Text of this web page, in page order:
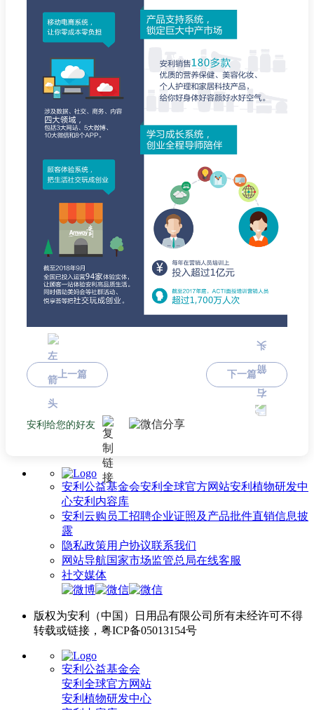
上一篇 下一篇
安利给您的好友
安利公益基金会安利全球官方网站安利植物研发中
心安利内容库
安利云购 员工招聘企业证照及产品批件直销信息披
露
隐私政策用户协议联系我们
网站导航国家市场监管总局在线客服
社交媒体
版权为安利（中国）日用品有限公司所有未经许可不得
转载或链接，粤ICP备05013154号
安利公益基金会
安利全球官方网站
安利植物研发中心